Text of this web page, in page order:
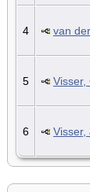
4 van
5 Visser,
6 Visser,